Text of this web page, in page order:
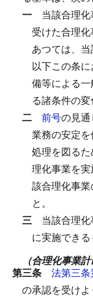
一 当該合理
受けた合理
あつては、当
以下この条
備等による
る諸条件の
二 前号の見
業務の安定
処理を図る
理化事業を
該合理化事
と。
三 当該合理
に実施できる
（合理化事業
第三条 法第三
の承認を受け